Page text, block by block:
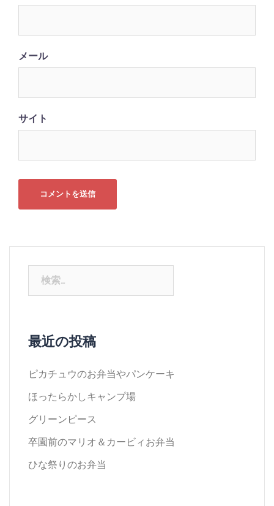
メール
サイト
最近の投稿
ピカチュウのお弁当やパンケーキ
ほったらかしキャンプ場
グリーンピース
卒園前のマリオ＆カービィお弁当
ひな祭りのお弁当